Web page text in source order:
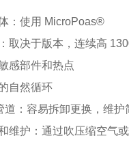
：使用 MicroPoas®
取决于版本，连续高
感部件和热点
自然循环
道：容易拆卸更换，维护
维护：通过吹压缩空气